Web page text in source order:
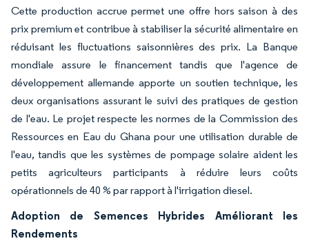
Cette production accrue permet une offre hors saison à des
prix premium et contribue à stabiliser la sécurité alimentaire en
réduisant les fluctuations saisonnières des prix. La Banque
mondiale assure le financement tandis que l'agence de
développement allemande apporte un soutien technique, les
deux organisations assurant le suivi des pratiques de gestion
de l'eau. Le projet respecte les normes de la Commission des
Ressources en Eau du Ghana pour une utilisation durable de
l'eau, tandis que les systèmes de pompage solaire aident les
petits agriculteurs participants à réduire leurs coûts
opérationnels de 40 % par rapport à l'irrigation diesel.
Adoption de Semences Hybrides Améliorant les
Rendements